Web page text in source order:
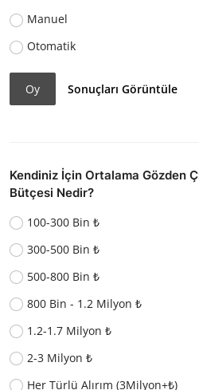
Manuel
Otomatik
Oy Sonuçları Görüntüle
Kendiniz İçin Ortalama Gözden
Bütçesi Nedir?
100-300 Bin ₺
300-500 Bin ₺
500-800 Bin ₺
800 Bin - 1.2 Milyon ₺
1.2-1.7 Milyon ₺
2-3 Milyon ₺
Her Türlü Alırım (3Milyon+₺)